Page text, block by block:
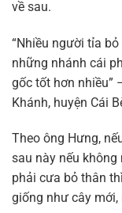
về sau.
“Nhiều người tỉa
những nhánh cái
gốc tốt hơn nhiều”
Khánh, huyện Cái
Theo ông Hưng,
sau này nếu
phải cưa bỏ thân
giống như cây mới,